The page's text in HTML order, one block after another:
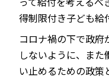
得制限付き子ども給
コロナ禍の下で政
しないように、ま
い止めるための政策